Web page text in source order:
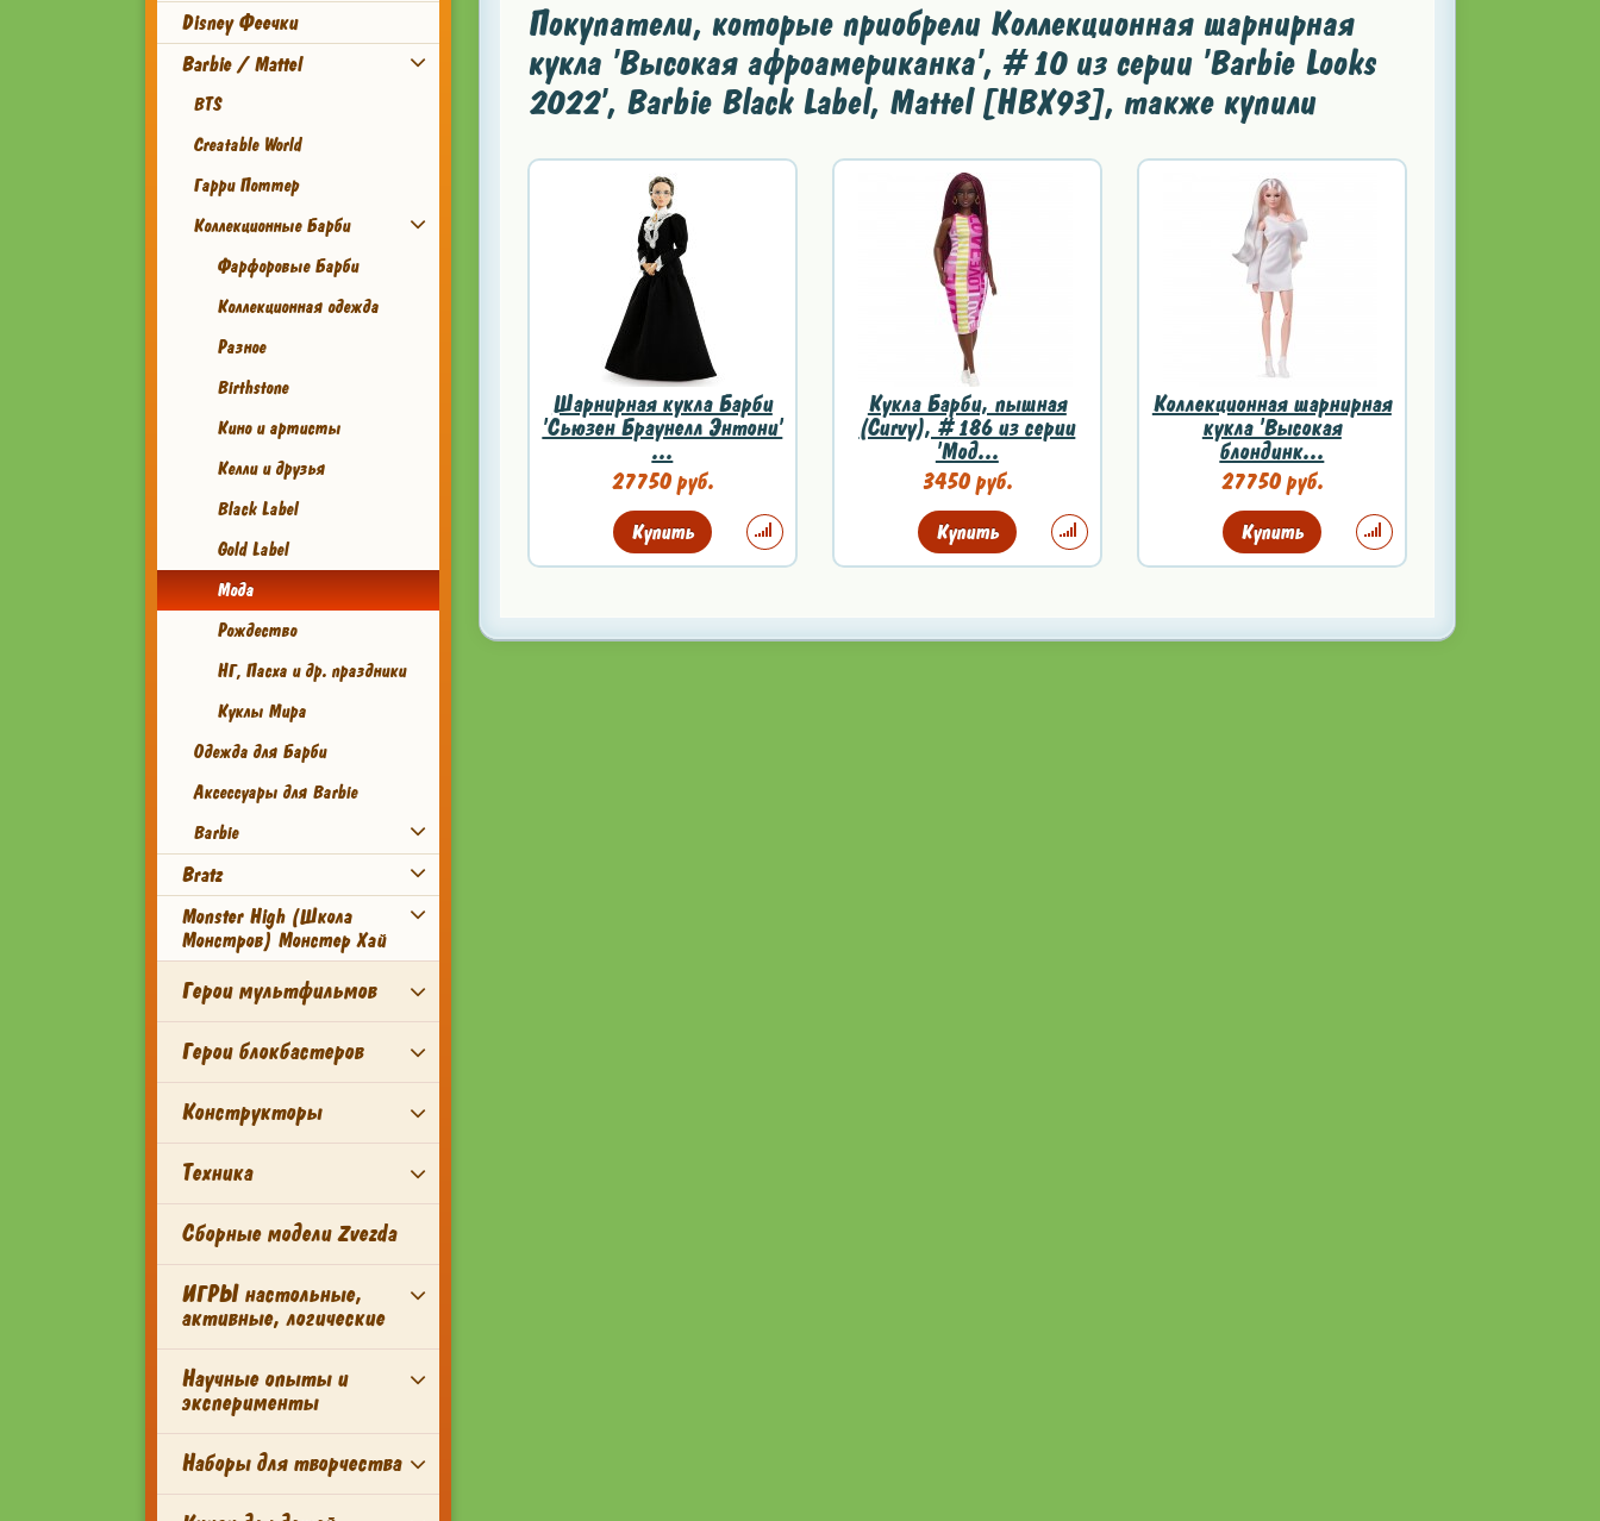
Disney Феечки
Barbie / Mattel
BTS
Creatable World
Гарри Поттер
Коллекционные Барби
Фарфоровые Барби
Коллекционная одежда
Разное
Birthstone
Кино и артисты
Келли и друзья
Black Label
Gold Label
Мода
Рождество
НГ, Пасха и др. праздники
Куклы Мира
Одежда для Барби
Аксессуары для Barbie
Barbie
Bratz
Monster High (Школа
Монстров) Монстер Хай
Герои мультфильмов
Герои блокбастеров
Конструкторы
Техника
Сборные модели Zvezda
ИГРЫ настольные,
активные, логические
Научные опыты и
эксперименты
Наборы для творчества
Покупатели, которые приобрели Коллекционная шарнирная
кукла 'Высокая афроамериканка', #10 из серии 'Barbie Looks
2022', Barbie Black Label, Mattel [HBX93], также купили
Шарнирная кукла Барби
'Сьюзен Браунелл Энтони'
...
27750 руб.
Купить
Кукла Барби, пышная
(Curvy), #186 из серии
'Мод...
3450 руб.
Купить
Коллекционная шарнирная
кукла 'Высокая
блондинк...
27750 руб.
Купить